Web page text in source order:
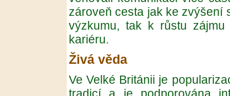
zároveň cesta jak ke zvýšení
výzkumu, tak k růstu
kariéru.
Živá věda
Ve Velké Británii je